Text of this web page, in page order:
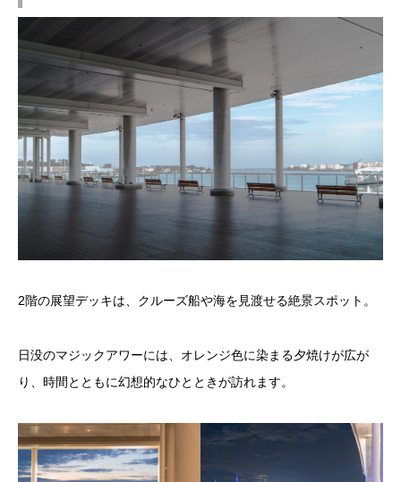
2階の展望デッキは、クルーズ船や海を見渡せる絶景スポット。
日没のマジックアワーには、オレンジ色に染まる夕焼けが広が
り、時間とともに幻想的なひとときが訪れます。